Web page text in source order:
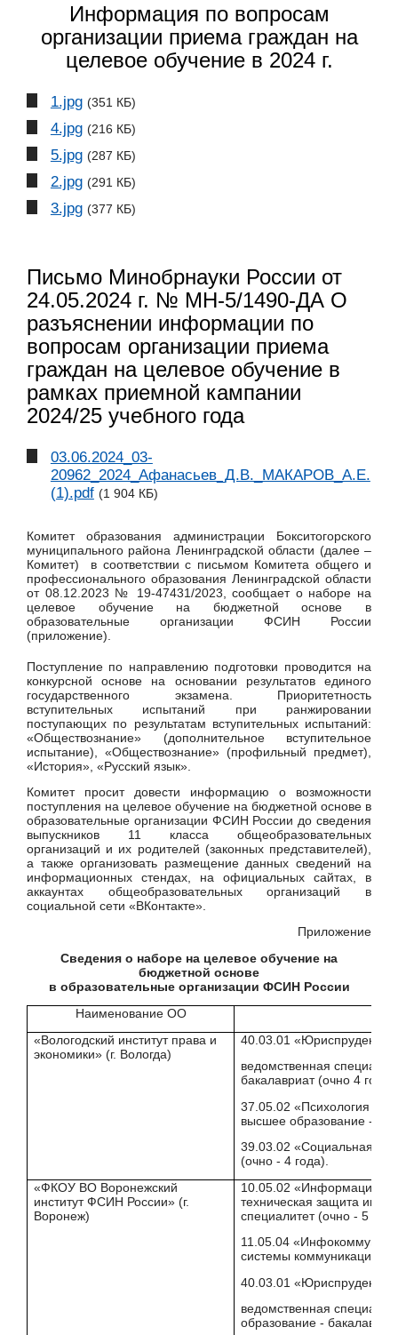
Информация по вопросам
организации приема граждан на
целевое обучение в 2024 г.
1.jpg (351 КБ)
4.jpg (216 КБ)
5.jpg (287 КБ)
2.jpg (291 КБ)
3.jpg (377 КБ)
Письмо Минобрнауки России от
24.05.2024 г. № МН-5/1490-ДА О
разъяснении информации по
вопросам организации приема
граждан на целевое обучение в
рамках приемной кампании
2024/25 учебного года
03.06.2024_03-
20962_2024_Афанасьев_Д.В._МАКАРОВ_А.Е.
(1).pdf (1 904 КБ)
Комитет образования администрации Бокситогорского
муниципального района Ленинградской области (далее –
Комитет) в соответствии с письмом Комитета общего и
профессионального образования Ленинградской области
от 08.12.2023 № 19-47431/2023, сообщает о наборе на
целевое обучение на бюджетной основе в
образовательные организации ФСИН России
(приложение).
Поступление по направлению подготовки проводится на
конкурсной основе на основании результатов единого
государственного экзамена. Приоритетность
вступительных испытаний при ранжировании
поступающих по результатам вступительных испытаний:
«Обществознание» (дополнительное вступительное
испытание), «Обществознание» (профильный предмет),
«История», «Русский язык».
Комитет просит довести информацию о возможности
поступления на целевое обучение на бюджетной основе в
образовательные организации ФСИН России до сведения
выпускников 11 класса общеобразовательных
организаций и их родителей (законных представителей),
а также организовать размещение данных сведений на
информационных стендах, на официальных сайтах, в
аккаунтах общеобразовательных организаций в
социальной сети «ВКонтакте».
Приложение
Сведения о наборе на целевое обучение на
бюджетной основе
в образовательные организации ФСИН России
Наименование ОО
«Вологодский институт права и
экономики» (г. Вологда)
40.03.01
ведомственная
бакалавриат (очно 4 года);
37.05.02 «Психология
высшее образование -
39.03.02 «Социальная
(очно - 4 года).
«ФКОУ ВО Воронежский
институт ФСИН России» (г.
Воронеж)
10.05.02
техническая защита
специалитет (очно - 5
11.05.04
системы коммуникации и
40.03.01
ведомственная
образование -